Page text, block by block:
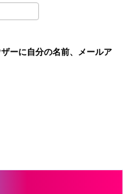
ーに自分の名前、メールア